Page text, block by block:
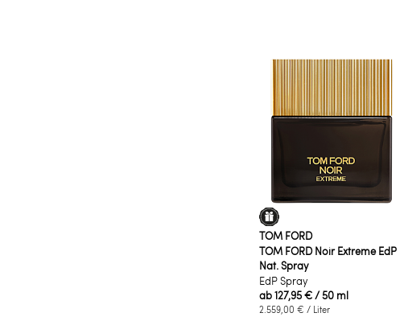
TOM FORD
TOM FORD Noir Extreme EdP
Nat. Spray
EdP Spray
ab127,95 €/ 50 ml
2.559,00 € / Liter